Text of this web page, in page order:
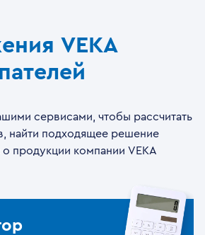
VEKA
сервисами, чтобы рассчитать
найти подходящее решение
продукции компании VEKA